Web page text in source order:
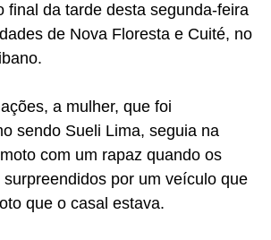
final da tarde desta segunda-feira
de Nova Floresta e Cuité, no
a mulher, que foi
sendo Sueli Lima, seguia na
com um rapaz quando os
por um veículo que
que o casal estava.